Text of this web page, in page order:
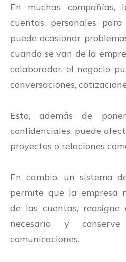
En muchas compañías,
cuentas personales
puede ocasionar
cuando se van de la
colaborador, el negocio
conversaciones,
Esto, además de
confidenciales, puede
proyectos o relaciones
En cambio, un sistema
permite que la empresa
de las cuentas, reasigne
necesario y
comunicaciones.